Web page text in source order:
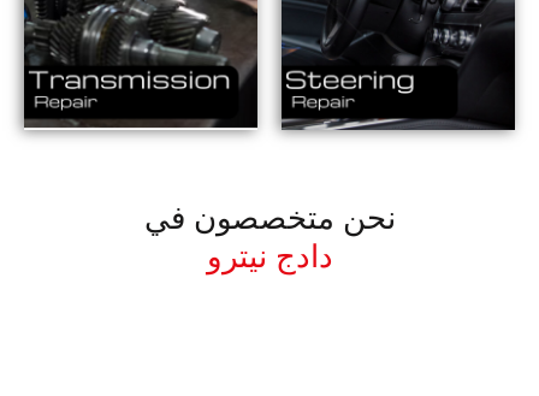
نحن متخصصون في
دادج نيترو